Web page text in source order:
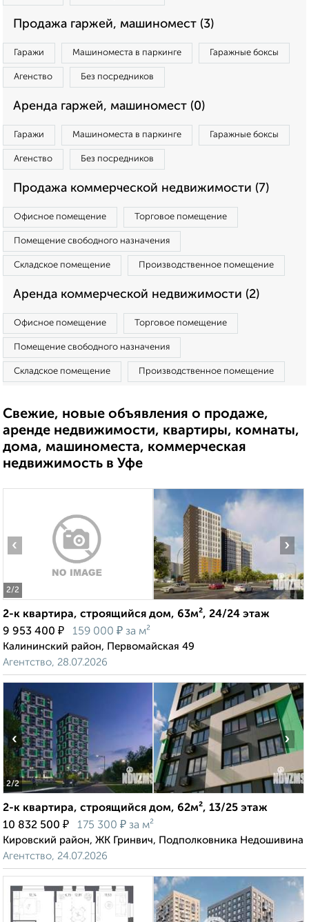
Продажа гаржей, машиномест (3)
Гаражи Машиноместа в паркинге Гаражные боксы
Агенство Без посредников
Аренда гаржей, машиномест (0)
Гаражи Машиноместа в паркинге Гаражные боксы
Агенство Без посредников
Продажа коммерческой недвижимости (7)
Офисное помещение Торговое помещение
Помещение свободного назначения
Складское помещение Производственное помещение
Аренда коммерческой недвижимости (2)
Офисное помещение Торговое помещение
Помещение свободного назначения
Складское помещение Производственное помещение
Свежие, новые объявления о продаже,
аренде недвижимости, квартиры, комнаты,
дома, машиноместа, коммерческая
недвижимость в Уфе
2/2
‹ ›
2-к квартира, строящийся дом, 63м², 24/24 этаж
9 953 400 ₽ 159 000 ₽ за м²
Калининский район, Первомайская 49
Агентство, 28.07.2026
2/2
‹ ›
2-к квартира, строящийся дом, 62м², 13/25 этаж
10 832 500 ₽ 175 300 ₽ за м²
Кировский район, ЖК Гринвич, Подполковника Недошивина
Агентство, 24.07.2026